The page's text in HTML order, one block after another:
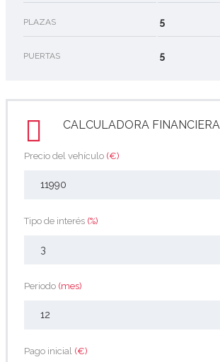
PLAZAS 5
PUERTAS 5
CALCULADORA FINANCIERA
Precio del vehículo (€)
Tipo de interés (%)
Periodo (mes)
Pago inicial (€)